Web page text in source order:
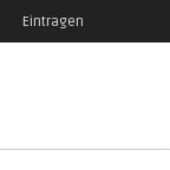
Eintragen